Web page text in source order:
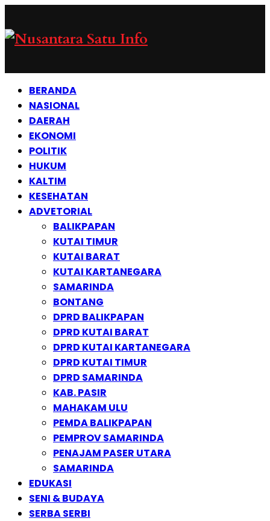
BERANDA
NASIONAL
DAERAH
EKONOMI
POLITIK
HUKUM
KALTIM
KESEHATAN
ADVETORIAL
BALIKPAPAN
KUTAI TIMUR
KUTAI BARAT
KUTAI KARTANEGARA
SAMARINDA
BONTANG
DPRD BALIKPAPAN
DPRD KUTAI BARAT
DPRD KUTAI KARTANEGARA
DPRD KUTAI TIMUR
DPRD SAMARINDA
KAB. PASIR
MAHAKAM ULU
PEMDA BALIKPAPAN
PEMPROV SAMARINDA
PENAJAM PASER UTARA
SAMARINDA
EDUKASI
SENI & BUDAYA
SERBA SERBI